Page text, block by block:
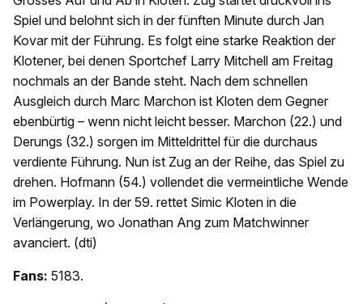
Spiel und belohnt sich in der fünften Minute durch Jan
Kovar mit der Führung. Es folgt eine starke Reaktion der
Klotener, bei denen Sportchef Larry Mitchell am Freitag
nochmals an der Bande steht. Nach dem schnellen
Ausgleich durch Marc Marchon ist Kloten dem Gegner
ebenbürtig – wenn nicht leicht besser. Marchon (22.) und
Derungs (32.) sorgen im Mitteldrittel für die durchaus
verdiente Führung. Nun ist Zug an der Reihe, das Spiel zu
drehen. Hofmann (54.) vollendet die vermeintliche Wende
im Powerplay. In der 59. rettet Simic Kloten in die
Verlängerung, wo Jonathan Ang zum Matchwinner
avanciert. (dti)
Fans: 5183.